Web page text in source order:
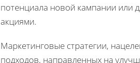
потенциала новой кампании или
акциями.
Маркетинговые стратегии,
подходов, направленных на